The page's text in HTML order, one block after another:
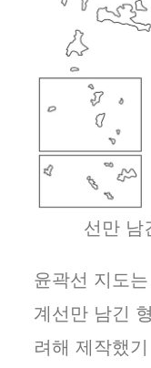
선만 남
윤곽선 지도
계선만 남긴
려해 제작했